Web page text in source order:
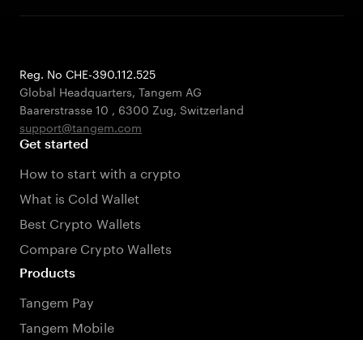
Reg. No CHE-390.112.525
Global Headquarters, Tangem AG
Baarerstrasse 10 , 6300 Zug, Switzerland
support@tangem.com
Get started
How to start with a crypto
What is Cold Wallet
Best Crypto Wallets
Compare Crypto Wallets
Products
Tangem Pay
Tangem Mobile